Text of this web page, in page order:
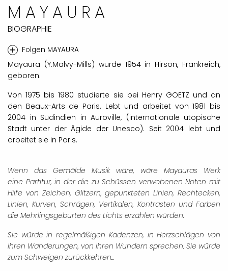
MAYAURA
BIOGRAPHIE
+ Folgen MAYAURA
Mayaura (Y.Malvy-Mills) wurde 1954 in Hirson, Frankreich,
geboren.
Von 1975 bis 1980 studierte sie bei Henry GOETZ und an
den Beaux-Arts de Paris. Lebt und arbeitet von 1981 bis
2004 in Südindien in Auroville, (internationale utopische
Stadt unter der Ägide der Unesco). Seit 2004 lebt und
arbeitet sie in Paris.
Wenn das Gemälde Musik wäre, wäre Mayauras Werk
eine Partitur, in der die zu Schüssen verwobenen Noten mit
Hilfe von Zeichen, Glitzern, gepunkteten Linien, Rechtecken,
Linien, Kurven, Schrägen, Vertikalen, Kontrasten und Farben
die Mehrlingsgeburten des Lichts erzählen würden.
Sie würde in regelmäßigen Kadenzen, in Herzschlägen von
ihren Wanderungen, von ihren Wundern sprechen. Sie würde
zum Schweigen zurückkehren...